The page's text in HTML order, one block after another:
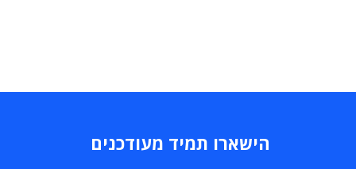
הישארו תמיד מעודכנים